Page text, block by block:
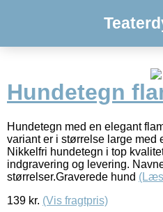
Hundetegn
Hundetegn med en elegant
variant er i størrelse large med
Nikkelfri hundetegn i top
indgravering og levering.
størrelser.Graverede hund
139 kr. (Vis fragtpris)